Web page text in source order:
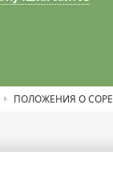
ПОЛОЖЕНИЯ О